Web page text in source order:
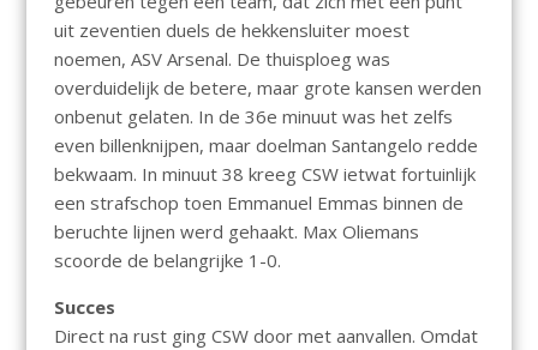
o
o
k
A
p
p
uit zeventien duels de hekkensluiter moest
noemen, ASV Arsenal. De thuisploeg was
overduidelijk de betere, maar grote kansen werden
onbenut gelaten. In de 36e minuut was het zelfs
even billenknijpen, maar doelman Santangelo redde
bekwaam. In minuut 38 kreeg CSW ietwat fortuinlijk
een strafschop toen Emmanuel Emmas binnen de
beruchte lijnen werd gehaakt. Max Oliemans
scoorde de belangrijke 1-0.
Succes
Direct na rust ging CSW door met aanvallen. Omdat